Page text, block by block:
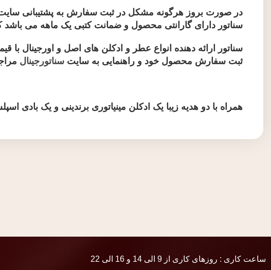
در صورت بروز هرگونه مشکل در ثبت سفارش به پشتیبانی
سناتور دارای گارانتی محصول و ضمانت کتبی یک ماهه می
سناتور ارائه دهنده انواع عطر و ادکلن های اصل و اورجینال
ثبت سفارش محصول خود و راهنمایی به سایت سناتورجینال
همراه با دو هدیه زیبا یک ادکلن مینیاتوری برندینی و یک بادی
ساعت کاری : روزهای کاری از 9 الی 14 و 16 الی 22